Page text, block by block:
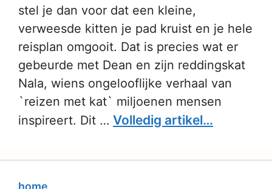
stel je dan voor dat een kleine,
verweesde kitten je pad kruist en je hele
reisplan omgooit. Dat is precies wat er
gebeurde met Dean en zijn reddingskat
Nala, wiens ongelooflijke verhaal van
`reizen met kat` miljoenen mensen
inspireert. Dit … Volledig artikel…
home